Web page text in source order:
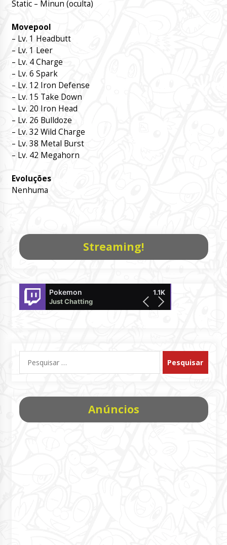
Static – Minun (oculta)
Movepool
– Lv. 1 Headbutt
– Lv. 1 Leer
– Lv. 4 Charge
– Lv. 6 Spark
– Lv. 12 Iron Defense
– Lv. 15 Take Down
– Lv. 20 Iron Head
– Lv. 26 Bulldoze
– Lv. 32 Wild Charge
– Lv. 38 Metal Burst
– Lv. 42 Megahorn
Evoluções
Nenhuma
Streaming!
Pokemon
Just Chatting
1.1K
por:
Anúncios